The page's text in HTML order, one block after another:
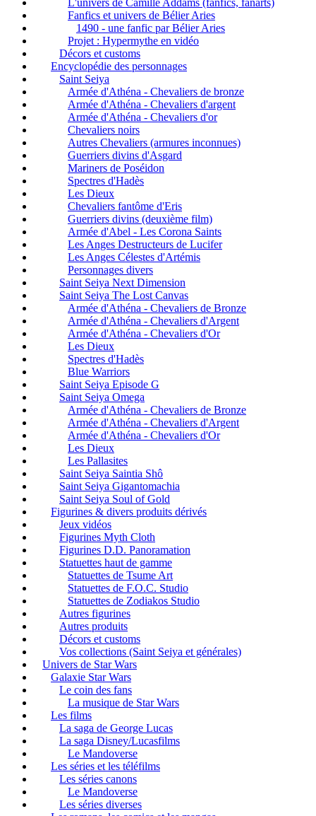
L'univers de Camille Addams (fanfics, fanarts)
Fanfics et univers de Bélier Aries
1490 - une fanfic par Bélier Aries
Projet : Hypermythe en vidéo
Décors et customs
Encyclopédie des personnages
Saint Seiya
Armée d'Athéna - Chevaliers de bronze
Armée d'Athéna - Chevaliers d'argent
Armée d'Athéna - Chevaliers d'or
Chevaliers noirs
Autres Chevaliers (armures inconnues)
Guerriers divins d'Asgard
Mariners de Poséidon
Spectres d'Hadès
Les Dieux
Chevaliers fantôme d'Eris
Guerriers divins (deuxième film)
Armée d'Abel - Les Corona Saints
Les Anges Destructeurs de Lucifer
Les Anges Célestes d'Artémis
Personnages divers
Saint Seiya Next Dimension
Saint Seiya The Lost Canvas
Armée d'Athéna - Chevaliers de Bronze
Armée d'Athéna - Chevaliers d'Argent
Armée d'Athéna - Chevaliers d'Or
Les Dieux
Spectres d'Hadès
Blue Warriors
Saint Seiya Episode G
Saint Seiya Omega
Armée d'Athéna - Chevaliers de Bronze
Armée d'Athéna - Chevaliers d'Argent
Armée d'Athéna - Chevaliers d'Or
Les Dieux
Les Pallasites
Saint Seiya Saintia Shô
Saint Seiya Gigantomachia
Saint Seiya Soul of Gold
Figurines & divers produits dérivés
Jeux vidéos
Figurines Myth Cloth
Figurines D.D. Panoramation
Statuettes haut de gamme
Statuettes de Tsume Art
Statuettes de F.O.C. Studio
Statuettes de Zodiakos Studio
Autres figurines
Autres produits
Décors et customs
Vos collections (Saint Seiya et générales)
Univers de Star Wars
Galaxie Star Wars
Le coin des fans
La musique de Star Wars
Les films
La saga de George Lucas
La saga Disney/Lucasfilms
Le Mandoverse
Les séries et les téléfilms
Les séries canons
Le Mandoverse
Les séries diverses